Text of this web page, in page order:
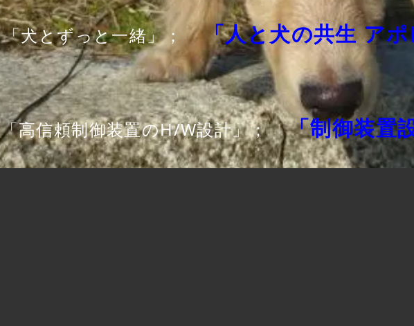
「犬とずっと一緒」； 「人と犬の共生 ア
「高信頼制御装置のH/W設計」； 「制御装置